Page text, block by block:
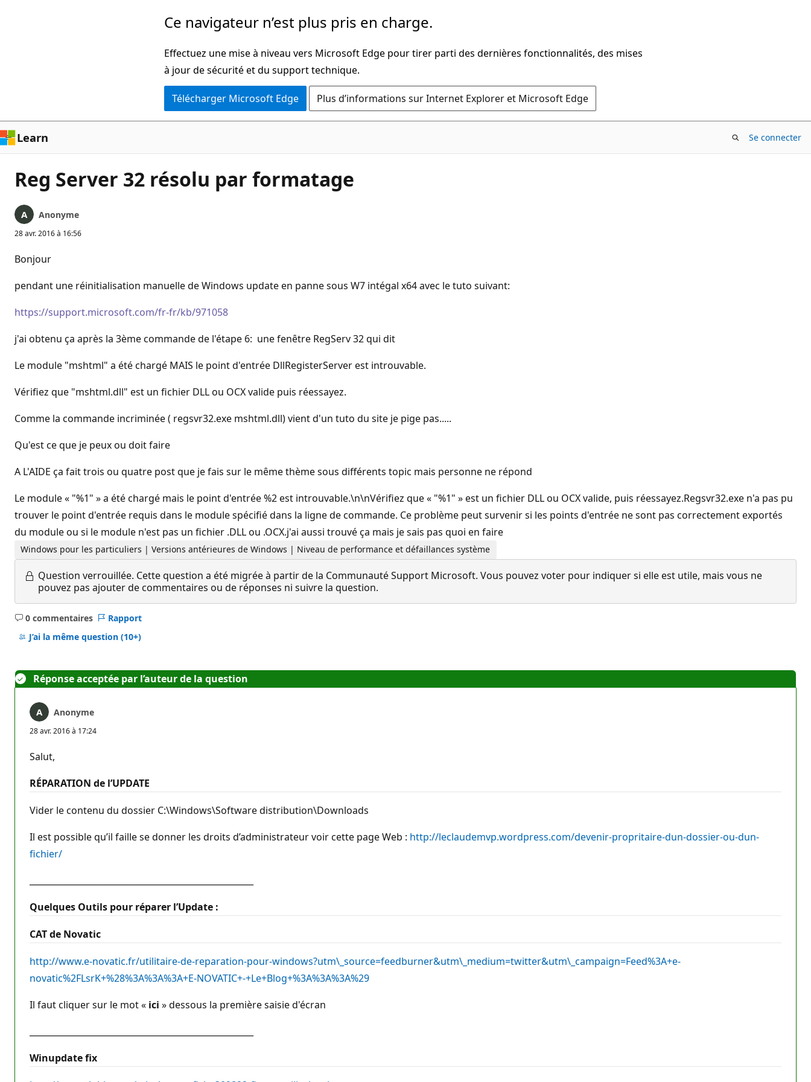
Ce navigateur n’est plus pris en charge.
Effectuez une mise à niveau vers Microsoft Edge pour tirer parti des dernières fonctionnalités, des mises
à jour de sécurité et du support technique.
Télécharger Microsoft Edge Plus d’informations sur Internet Explorer et Microsoft Edge
Learn Se connecter
Reg Server 32 résolu par formatage
Anonyme
28 avr. 2016 à 16:56
Bonjour
pendant une réinitialisation manuelle de Windows update en panne sous W7 intégal x64 avec le tuto suivant:
https://support.microsoft.com/fr-fr/kb/971058
j'ai obtenu ça après la 3ème commande de l'étape 6: une fenêtre RegServ 32 qui dit
Le module "mshtml" a été chargé MAIS le point d'entrée DllRegisterServer est introuvable.
Vérifiez que "mshtml.dll" est un fichier DLL ou OCX valide puis réessayez.
Comme la commande incriminée ( regsvr32.exe mshtml.dll) vient d'un tuto du site je pige pas.....
Qu'est ce que je peux ou doit faire
A L'AIDE ça fait trois ou quatre post que je fais sur le même thème sous différents topic mais personne ne répond
Le module « "%1" » a été chargé mais le point d'entrée %2 est introuvable.\n\nVérifiez que « "%1" » est un fichier DLL ou OCX valide, puis réessayez.Regsvr32.exe n'a pas pu
trouver le point d'entrée requis dans le module spécifié dans la ligne de commande. Ce problème peut survenir si les points d'entrée ne sont pas correctement exportés
du module ou si le module n'est pas un fichier .DLL ou .OCX.j'ai aussi trouvé ça mais je sais pas quoi en faire
Windows pour les particuliers | Versions antérieures de Windows | Niveau de performance et défaillances système
Question verrouillée. Cette question a été migrée à partir de la Communauté Support Microsoft. Vous pouvez voter pour indiquer si elle est utile, mais vous ne
pouvez pas ajouter de commentaires ou de réponses ni suivre la question.
0 commentaires
Aucun
commentaire
Rapport
J’ai la même question (10+)
Réponse acceptée par l’auteur de la question
Anonyme
28 avr. 2016 à 17:24
Salut,
RÉPARATION de l’UPDATE
Vider le contenu du dossier C:\Windows\Software distribution\Downloads
Il est possible qu’il faille se donner les droits d’administrateur voir cette page Web : http://leclaudemvp.wordpress.com/devenir-propritaire-dun-dossier-ou-dun-
fichier/
Quelques Outils pour réparer l’Update :
CAT de Novatic
http://www.e-novatic.fr/utilitaire-de-reparation-pour-windows?utm\_source=feedburner&utm\_medium=twitter&utm\_campaign=Feed%3A+e-
novatic%2FLsrK+%28%3A%3A%3A+E-NOVATIC+-+Le+Blog+%3A%3A%3A%29
Il faut cliquer sur le mot « ici » dessous la première saisie d'écran
Winupdate fix